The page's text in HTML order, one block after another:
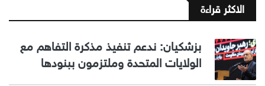
الاكثر قراءة
بزشكيان: ندعم تنفيذ مذكرة التفاهم مع
الولايات المتحدة وملتزمون ببنودها